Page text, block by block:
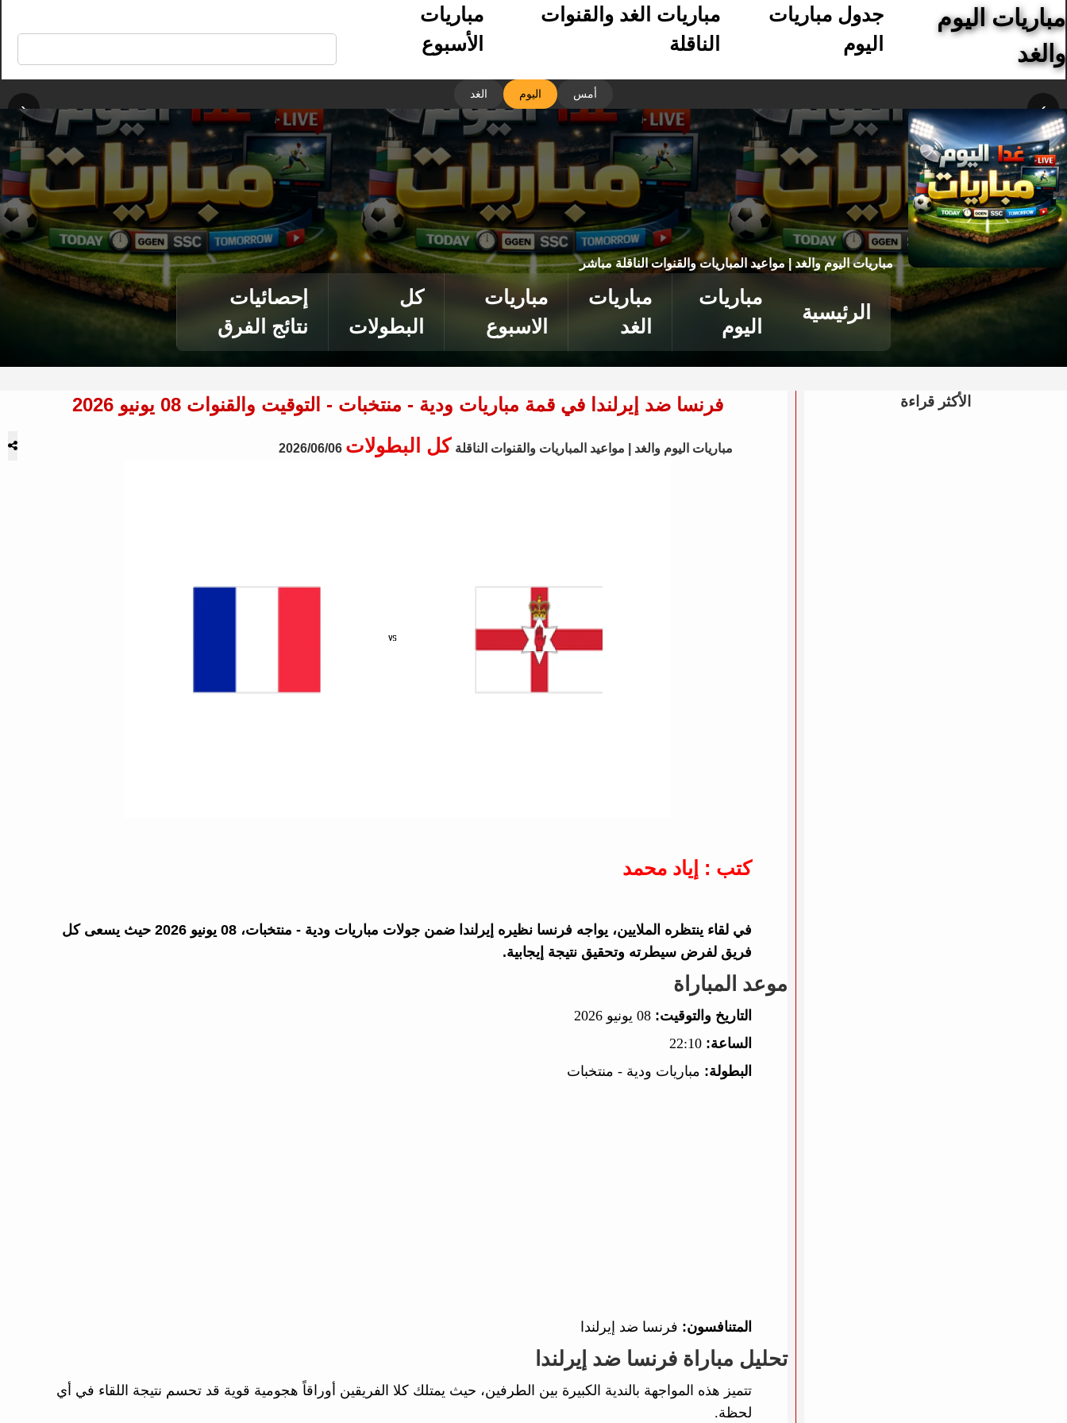
مباريات اليوم
والغد
جدول مباريات
اليوم
مباريات الغد والقنوات
الناقلة
مباريات
الأسبوع
أمس اليوم الغد
‹ ›
مباريات اليوم والغد | مواعيد المباريات والقنوات الناقلة مباشر
الرئيسية
مباريات
اليوم
مباريات
الغد
مباريات
الاسبوع
كل
البطولات
إحصائيات
نتائج الفرق
فرنسا ضد إيرلندا في قمة مباريات ودية - منتخبات - التوقيت والقنوات 08 يونيو 2026
مباريات اليوم والغد | مواعيد المباريات والقنوات الناقلة كل البطولات 2026/06/06
كتب : إياد محمد
في لقاء ينتظره الملايين، يواجه فرنسا نظيره إيرلندا ضمن جولات مباريات ودية - منتخبات، 08 يونيو 2026 حيث يسعى كل
فريق لفرض سيطرته وتحقيق نتيجة إيجابية.
موعد المباراة
التاريخ والتوقيت:
الساعة:
البطولة: مباريات ودية - منتخبات
المتنافسون: فرنسا ضد إيرلندا
تحليل مباراة فرنسا ضد إيرلندا
تتميز هذه المواجهة بالندية الكبيرة بين الطرفين، حيث يمتلك كلا الفريقين أوراقاً هجومية قوية قد تحسم نتيجة اللقاء في أي
لحظة.
الأكثر قراءة